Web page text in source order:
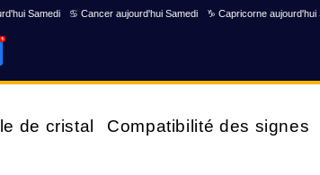
Samedi ♋ Cancer aujourd'hui Samedi ♑ Capricorne aujourd'hui
de cristal Compatibilité des signes